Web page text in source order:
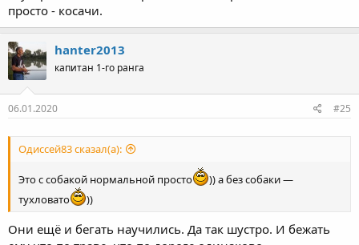
просто - косачи.
hanter2013
капитан 1-го ранга
06.01.2020 #25
Одиссей83 сказал(а):
Это с собакой нормальной просто
)) а без собаки —
тухловато
))
Они ещё и бегать научились. Да так шустро. И бежать